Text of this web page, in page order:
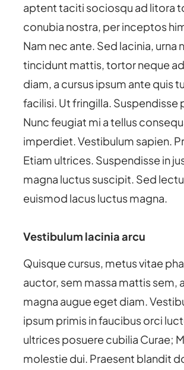
aptent taciti sociosqu ad litora
conubia nostra, per inceptos
Nam nec ante. Sed lacinia, urna
tincidunt mattis, tortor neque
diam, a cursus ipsum ante quis
facilisi. Ut fringilla. Suspendisse
Nunc feugiat mi a tellus
imperdiet. Vestibulum sapien.
Etiam ultrices. Suspendisse in
magna luctus suscipit. Sed
euismod lacus luctus magna.
Vestibulum lacinia arcu
Quisque cursus, metus vitae
auctor, sem massa mattis sem,
magna augue eget diam.
ipsum primis in faucibus orci
ultrices posuere cubilia Curae;
molestie dui. Praesent blandit